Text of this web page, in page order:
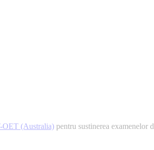
(Australia) pentru sustinerea examenelor